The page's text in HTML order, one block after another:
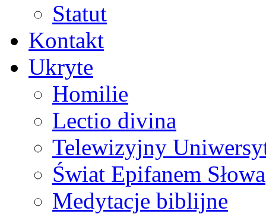
Statut
Kontakt
Ukryte
Homilie
Lectio divina
Telewizyjny
Świat Epifanem Słowa
Medytacje biblijne